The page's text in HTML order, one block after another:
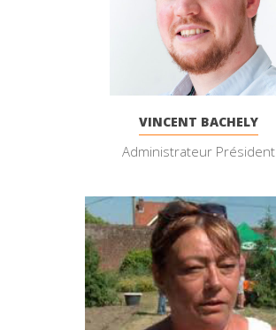
VINCENT BACHELY
Administrateur Président